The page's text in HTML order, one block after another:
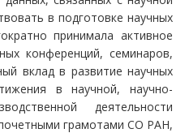
в подготовке научных
принимала активное
конференций, семинаров,
вклад в развитие научных
в научной, научно-
деятельности
грамотами СО РАН,